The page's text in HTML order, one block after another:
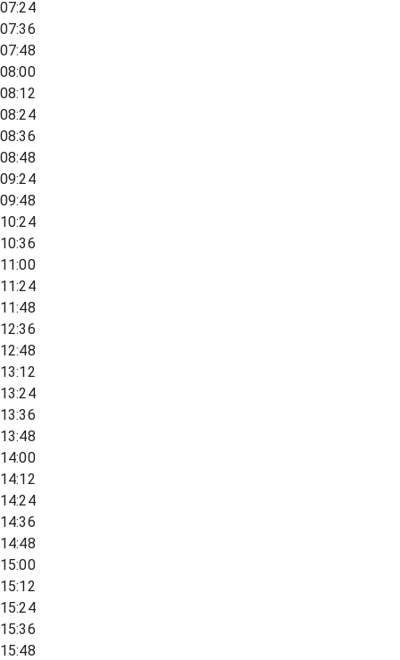
07:24
07:36
07:48
08:00
08:12
08:24
08:36
08:48
09:24
09:48
10:24
10:36
11:00
11:24
11:48
12:36
12:48
13:12
13:24
13:36
13:48
14:00
14:12
14:24
14:36
14:48
15:00
15:12
15:24
15:36
15:48